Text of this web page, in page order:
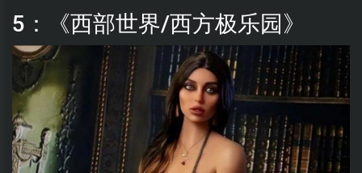
5：《西部世界/西方极乐园》